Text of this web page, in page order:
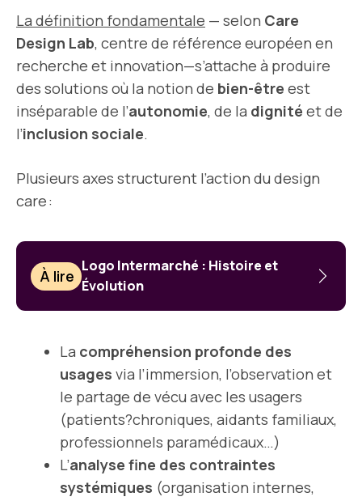
La définition fondamentale — selon Care
Design Lab, centre de référence européen en
recherche et innovation—s’attache à produire
des solutions où la notion de bien-être est
inséparable de l’autonomie, de la dignité et de
l’inclusion sociale.
Plusieurs axes structurent l’action du design
care :
À lire
Logo Intermarché : Histoire et
Évolution
La compréhension profonde des
usages via l’immersion, l’observation et
le partage de vécu avec les usagers
(patients?chroniques, aidants familiaux,
professionnels paramédicaux…)
L’analyse fine des contraintes
systémiques (organisation internes,